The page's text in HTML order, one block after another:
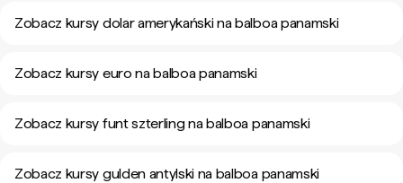
Zobacz kursy dolar amerykański na balboa panamski
Zobacz kursy euro na balboa panamski
Zobacz kursy funt szterling na balboa panamski
Zobacz kursy gulden antylski na balboa panamski